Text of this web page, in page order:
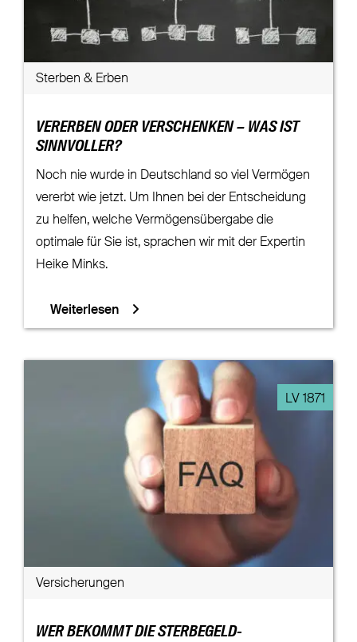
Sterben & Erben
VERERBEN ODER VERSCHENKEN – WAS IST
SINNVOLLER?
Noch nie wurde in Deutschland so viel Vermögen
vererbt wie jetzt. Um Ihnen bei der Entscheidung
zu helfen, welche Vermögensübergabe die
optimale für Sie ist, sprachen wir mit der Expertin
Heike Minks.
Weiterlesen
LV 1871
Versicherungen
WER BEKOMMT DIE STERBEGELD-